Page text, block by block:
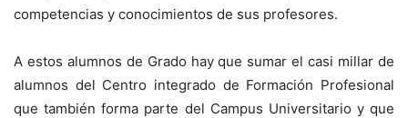
competencias y conocimientos de sus profesores.
A estos alumnos de Grado hay que sumar el casi millar de
alumnos del Centro integrado de Formación Profesional
que también forma parte del Campus Universitario y que